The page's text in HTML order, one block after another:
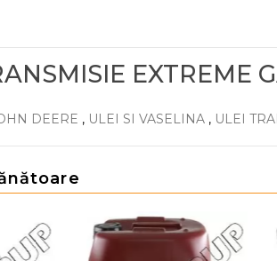
EXTREME
DEERE , ULEI SI VASELINA , ULEI